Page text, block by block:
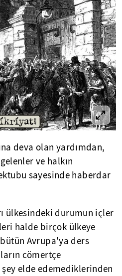
deva olan yardımdan,
ve halkın
sayesinde haberdar
ülkesindeki durumun içler
halde birçok ülkeye
Avrupa'ya ders
cömertçe
elde edemediklerinden